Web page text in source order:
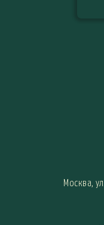
Москва,